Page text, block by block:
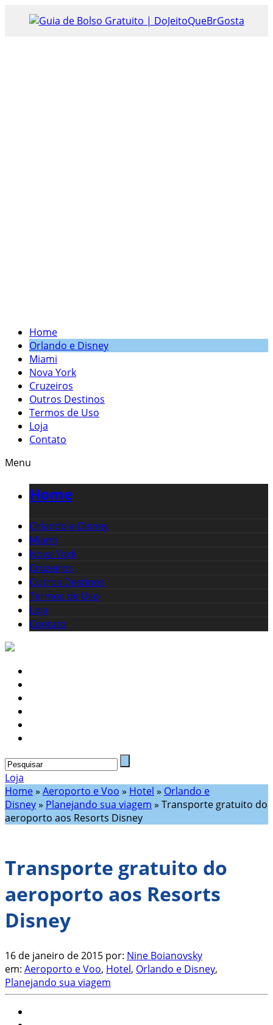
Home
Orlando e Disney
Miami
Nova York
Cruzeiros
Outros Destinos
Termos de Uso
Loja
Contato
Menu
Home
Orlando e Disney
Miami
Nova York
Cruzeiros
Outros Destinos
Termos de Uso
Loja
Contato
Loja
Home» Aeroporto e Voo » Hotel » Orlando e
Disney» Planejando sua viagem » Transporte gratuito do
aeroporto aos Resorts Disney
Transporte gratuito do
aeroporto aos Resorts
Disney
16 de janeiro de 2015 por: Nine Boianovsky
em: Aeroporto e Voo, Hotel, Orlando e Disney,
Planejando sua viagem